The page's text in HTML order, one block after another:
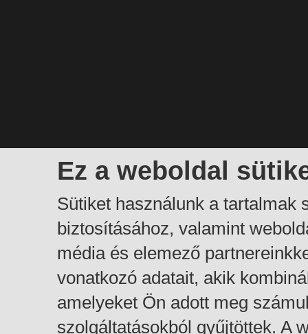
Ez a weboldal
Sütiket használunk a tartalmak
biztosításához, valamint
média és elemező
vonatkozó adatait, akik
amelyeket Ön adott meg
szolgáltatásokból gyűjtöttek. A